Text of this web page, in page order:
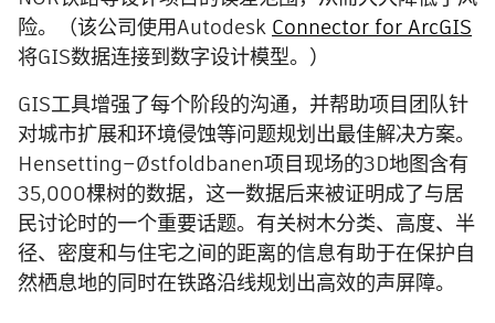
险。（该公司使用Autodesk Connector for ArcGIS
将GIS数据连接到数字设计模型。）
GIS工具增强了每个阶段的沟通，并帮助项目团队针
对城市扩展和环境侵蚀等问题规划出最佳解决方案。
Hensetting–Østfoldbanen项目现场的3D地图含有
35,000棵树的数据，这一数据后来被证明成了与居
民讨论时的一个重要话题。有关树木分类、高度、半
径、密度和与住宅之间的距离的信息有助于在保护自
然栖息地的同时在铁路沿线规划出高效的声屏障。